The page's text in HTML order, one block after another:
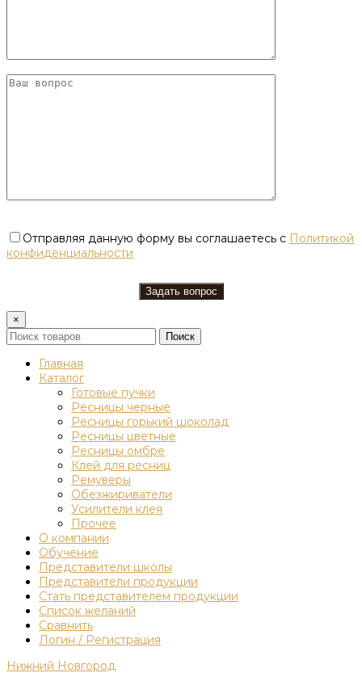
Отправляя данную форму вы соглашаетесь с Политикой
конфиденциальности
×
Поиск
Главная
Каталог
Готовые пучки
Ресницы черные
Ресницы горький шоколад
Ресницы цветные
Ресницы омбре
Клей для ресниц
Ремуверы
Обезжириватели
Усилители клея
Прочее
О компании
Обучение
Представители школы
Представители продукции
Стать представителем продукции
Список желаний
Сравнить
Логин / Регистрация
Нижний Новгород